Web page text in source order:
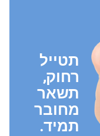
תטייל
רחוק,
תשאר
מחובר
תמיד.